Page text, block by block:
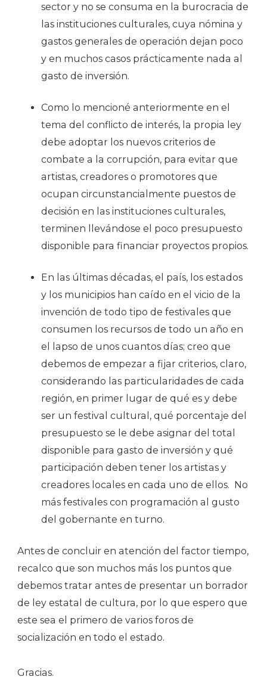
sector y no se consuma en la burocracia de
las instituciones culturales, cuya nómina y
gastos generales de operación dejan poco
y en muchos casos prácticamente nada al
gasto de inversión.
Como lo mencioné anteriormente en el
tema del conflicto de interés, la propia ley
debe adoptar los nuevos criterios de
combate a la corrupción, para evitar que
artistas, creadores o promotores que
ocupan circunstancialmente puestos de
decisión en las instituciones culturales,
terminen llevándose el poco presupuesto
disponible para financiar proyectos propios.
En las últimas décadas, el país, los estados
y los municipios han caído en el vicio de la
invención de todo tipo de festivales que
consumen los recursos de todo un año en
el lapso de unos cuantos días; creo que
debemos de empezar a fijar criterios, claro,
considerando las particularidades de cada
región, en primer lugar de qué es y debe
ser un festival cultural, qué porcentaje del
presupuesto se le debe asignar del total
disponible para gasto de inversión y qué
participación deben tener los artistas y
creadores locales en cada uno de ellos. No
más festivales con programación al gusto
del gobernante en turno.
Antes de concluir en atención del factor tiempo,
recalco que son muchos más los puntos que
debemos tratar antes de presentar un borrador
de ley estatal de cultura, por lo que espero que
este sea el primero de varios foros de
socialización en todo el estado.
Gracias.